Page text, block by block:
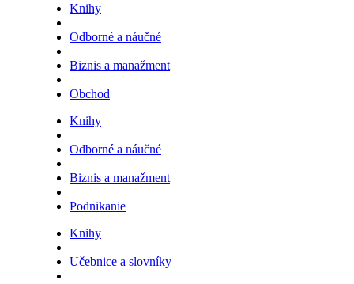
Knihy
Odborné a náučné
Biznis a manažment
Obchod
Knihy
Odborné a náučné
Biznis a manažment
Podnikanie
Knihy
Učebnice a slovníky